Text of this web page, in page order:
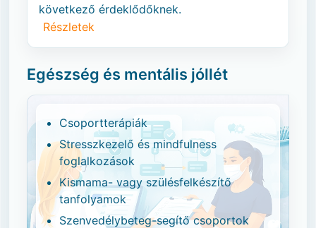
következő érdeklődőknek.
Részletek
Egészség és mentális jóllét
Csoportterápiák
Stresszkezelő és mindfulness
foglalkozások
Kismama- vagy szülésfelkészítő
tanfolyamok
Szenvedélybeteg-segítő csoportok